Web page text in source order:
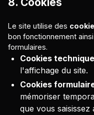
Le site utilise des
bon fonctionnement
formulaires.
Cookies
l'affichage du site.
Cookies
mémoriser
que vous